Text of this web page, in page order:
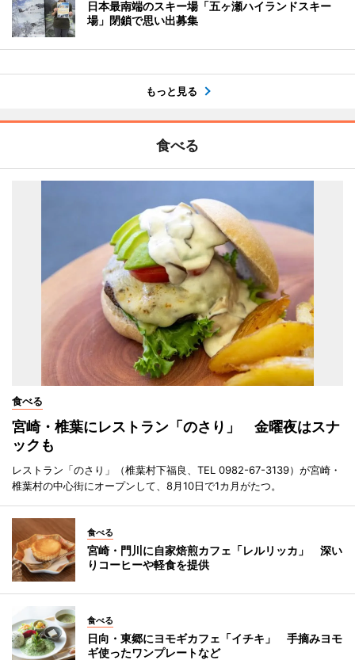
日本最南端のスキー場「五ヶ瀬ハイランドスキー
場」閉鎖で思い出募集
もっと見る
食べる
食べる
宮崎・椎葉にレストラン「のさり」 金曜夜はスナ
ックも
レストラン「のさり」（椎葉村下福良、TEL 0982-67-3139）が宮崎・
椎葉村の中心街にオープンして、8月10日で1カ月がたつ。
食べる
宮崎・門川に自家焙煎カフェ「レルリッカ」 深い
りコーヒーや軽食を提供
食べる
日向・東郷にヨモギカフェ「イチキ」 手摘みヨモ
ギ使ったワンプレートなど